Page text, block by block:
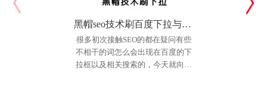
黑帽seo技术刷百度下拉与相关搜索个人实践法
很多初次接触SEO的都在疑问有些
不相干的词怎么会出现在百度的下
拉框以及相关搜索的，今天就向大
一装ERP（软件类）